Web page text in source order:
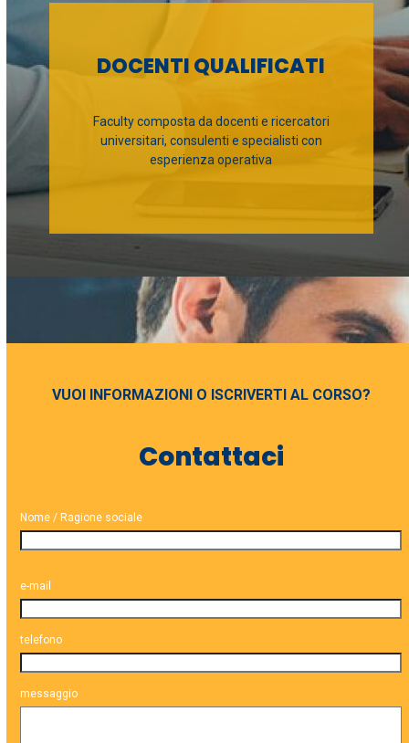
DOCENTI QUALIFICATI
Faculty composta da docenti e ricercatori
universitari, consulenti e specialisti con
esperienza operativa
VUOI INFORMAZIONI O ISCRIVERTI AL CORSO?
Contattaci
Nome / Ragione sociale
prega
di
vuoto
questo
campo.
e-mail
telefono
messaggio